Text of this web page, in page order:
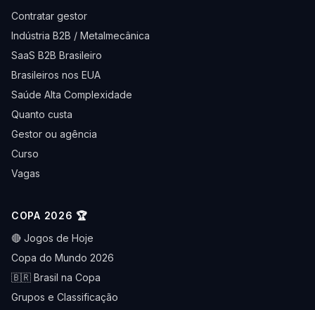
Contratar gestor
Indústria B2B / Metalmecânica
SaaS B2B Brasileiro
Brasileiros nos EUA
Saúde Alta Complexidade
Quanto custa
Gestor ou agência
Curso
Vagas
COPA 2026 🏆
🔴 Jogos de Hoje
Copa do Mundo 2026
🇧🇷 Brasil na Copa
Grupos e Classificação